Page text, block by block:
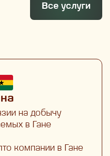
Все услуги
на добычу
в Гане
компании в Гане